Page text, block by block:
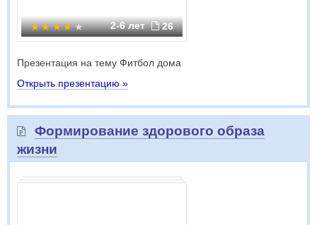
2-6 лет 26
Презентация на тему Фитбол дома
Открыть презентацию »
Формирование здорового образа
жизни